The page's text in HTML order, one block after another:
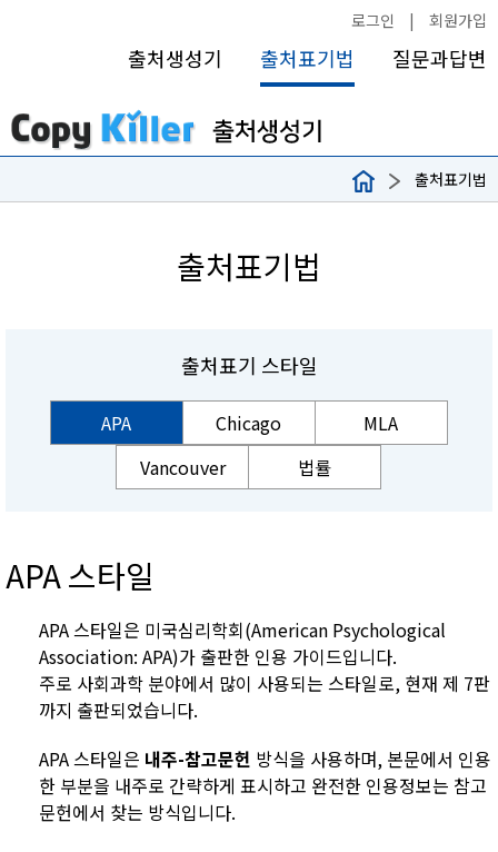
로그인 | 회원가입
출처생성기 출처표기법 질문과답변
출처표기법
출처표기법
출처표기 스타일
APA Chicago
MLA
Vancouver
법률
APA 스타일
APA 스타일은 미국심리학회(American Psychological
Association: APA)가 출판한 인용 가이드입니다.
주로 사회과학 분야에서 많이 사용되는 스타일로, 현재 제 7판
까지 출판되었습니다.
APA 스타일은 내주-참고문헌 방식을 사용하며, 본문에서 인용
한 부분을 내주로 간략하게 표시하고 완전한 인용정보는 참고
문헌에서 찾는 방식입니다.